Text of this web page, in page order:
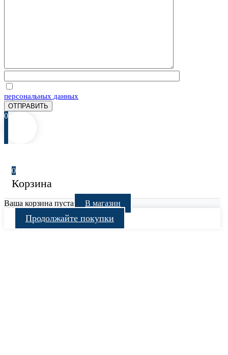
персональных данных
0
0
Корзина
Ваша корзина пуста В магазин
Продолжайте покупки